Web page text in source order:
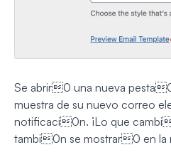
Se abrir0 una nueva
muestra de su nuevo correo
notificaci0n. ¡Lo que
tambi0n se mostrar0 en la